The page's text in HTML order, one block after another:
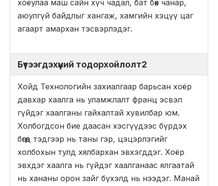
хоёулаа маш сайн хүч чадал, бат бөх чанар,
аюулгүй байдлыг хангаж, хамгийн хэцүү цаг
агаарт амархан тэсвэрлэдэг.
Бүтээгдэхүүний тодорхойлолт2
Хойд Технологийн захиалгаар барьсан хоёр
давхар хаалга нь уламжлалт франц эсвэл
гүйдэг хаалганы гайхалтай хувилбар юм.
Холбогдсон бие даасан хэсгүүдээс бүрдэх
бөгөөд тэдгээр нь таны гэр, цэцэрлэгийг
холбохын тулд хялбархан эвхэгддэг. Хоёр
эвхдэг хаалга нь гүйдэг хаалганаас ялгаатай
нь хананы орон зайг бүхэлд нь нээдэг. Манай